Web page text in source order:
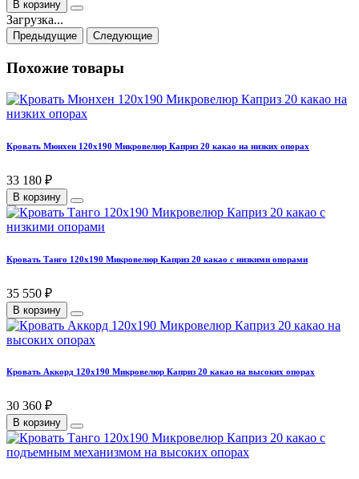
В корзину
Загрузка...
Предыдущие Следующие
Похожие товары
Кровать Мюнхен 120х190 Микровелюр Каприз 20 какао на низких опорах
33 180 ₽
В корзину
Кровать Танго 120х190 Микровелюр Каприз 20 какао с низкими опорами
35 550 ₽
В корзину
Кровать Аккорд 120х190 Микровелюр Каприз 20 какао на высоких опорах
30 360 ₽
В корзину